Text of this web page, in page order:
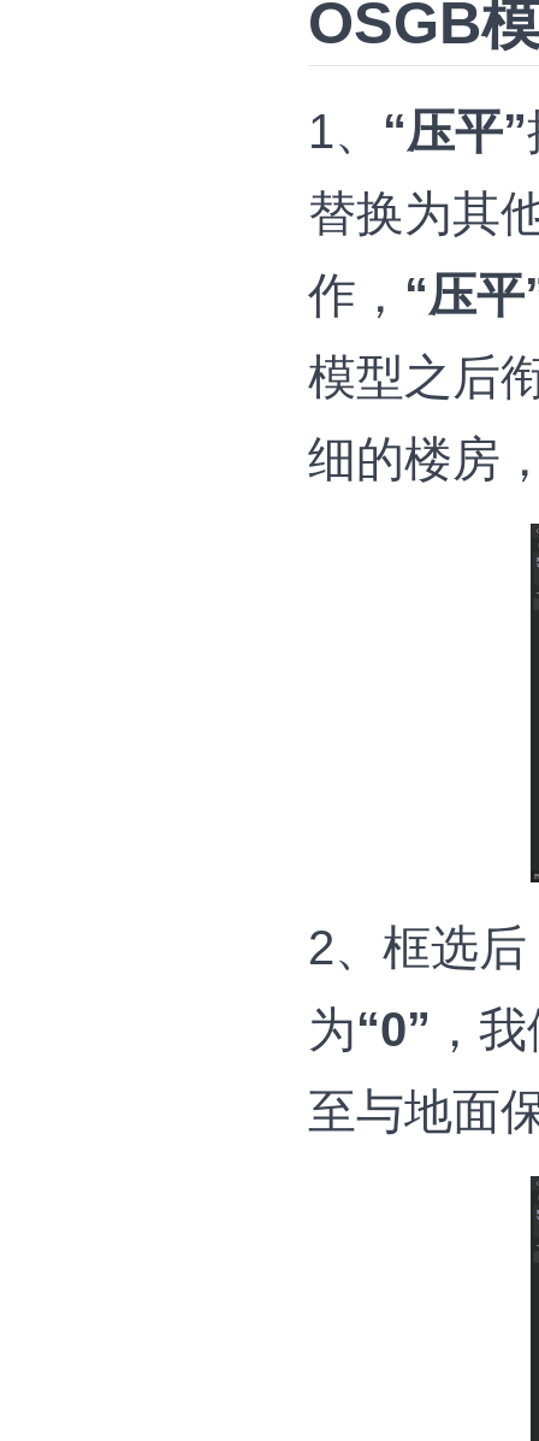
OSGB
1、 “压平”
替换为其
作， “压平
模型之后
细的楼房
2、框选
为“0” ，
至与地面